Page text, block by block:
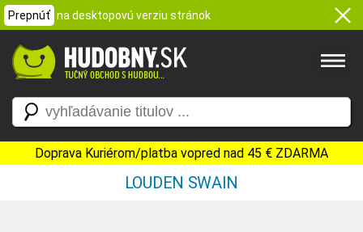
Prepnúť na desktopovú verziu stránok
Doprava Kuriérom/platba vopred nad 45 € ZDARMA
LOUDEN SWAIN